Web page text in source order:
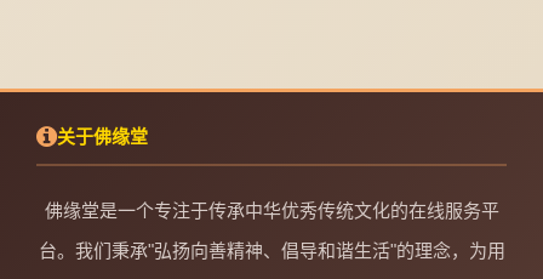
关于佛缘堂
佛缘堂是一个专注于传承中华优秀传统文化的在线服务平
台。我们秉承"弘扬向善精神、倡导和谐生活"的理念，为用